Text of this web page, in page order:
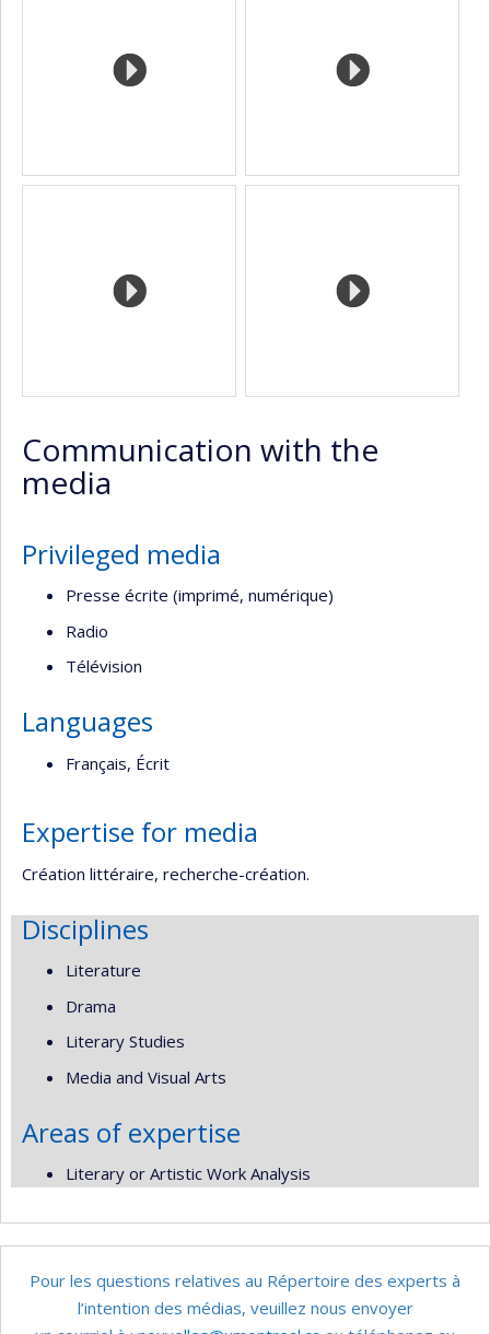
Communication with the
media
Privileged media
Presse écrite (imprimé, numérique)
Radio
Télévision
Languages
Français, Écrit
Expertise for media
Création littéraire, recherche-création.
Disciplines
Literature
Drama
Literary Studies
Media and Visual Arts
Areas of expertise
Literary or Artistic Work Analysis
Pour les questions relatives au Répertoire des experts à
l’intention des médias, veuillez nous envoyer